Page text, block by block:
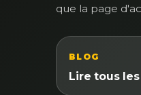
que la page
BLOG
Lire tous